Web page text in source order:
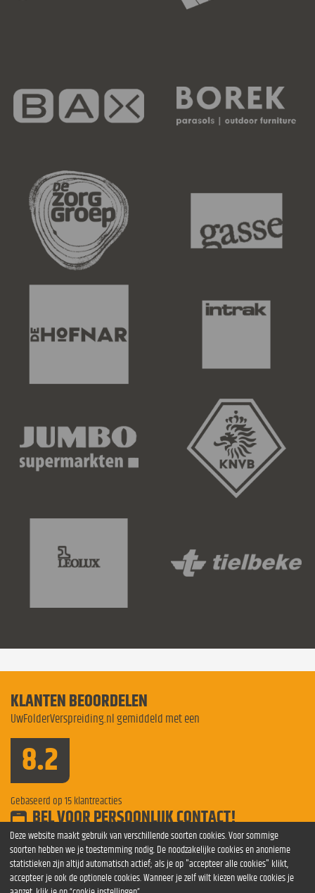
KLANTEN BEOORDELEN
UwFolderVerspreiding.nl gemiddeld met een
8.2
Gebaseerd op 15 klantreacties
BEL VOOR PERSOONLIJK CONTACT!
Bel voor meer informatie0854 841275
Verspreiden VenloVerspreiding Amsterdam folders
verspreiding Maastrichtverspreiding folders Groningen
Folderverspreiding VenloFolderverspreiding Nijmegen
Deze website maakt gebruik van verschillende soorten cookies. Voor sommige
soorten hebben we je toestemming nodig. De noodzakelijke cookies en anonieme
statistieken zijn altijd automatisch actief; als je op "accepteer alle cookies" klikt,
accepteer je ook de optionele cookies. Wanneer je zelf wilt kiezen welke cookies je